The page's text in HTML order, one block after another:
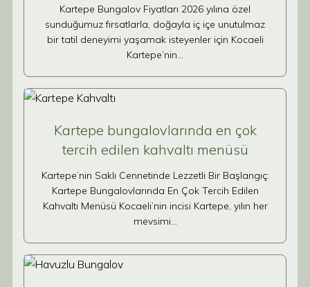
Kartepe Bungalov Fiyatları 2026 yılına özel
sunduğumuz fırsatlarla, doğayla iç içe unutulmaz
bir tatil deneyimi yaşamak isteyenler için Kocaeli
Kartepe’nin…
Kartepe bungalovlarında en çok
tercih edilen kahvaltı menüsü
Kartepe’nin Saklı Cennetinde Lezzetli Bir Başlangıç:
Kartepe Bungalovlarında En Çok Tercih Edilen
Kahvaltı Menüsü Kocaeli’nin incisi Kartepe, yılın her
mevsimi…